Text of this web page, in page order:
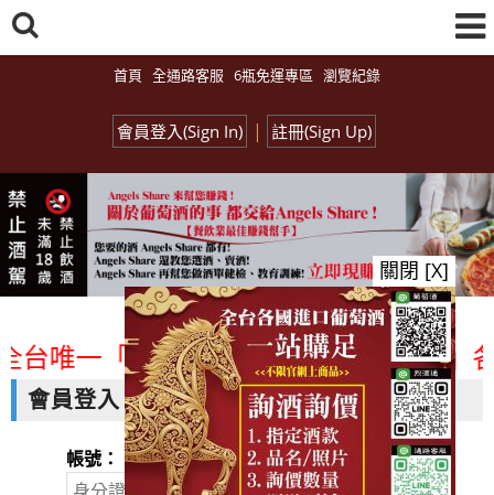
首頁 全通路客服 6瓶免運專區 瀏覽紀錄
會員登入(Sign In) | 註冊(Sign Up)
台唯一「水平及垂直整合、一次購足」
會員登入
帳號：
關閉 [X]